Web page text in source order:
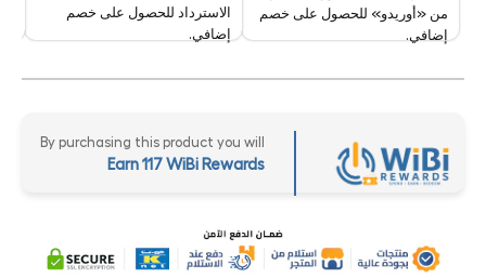
من «أوريدو» للحصول على خصم
إضافي.
الاسترداد للحصول على خصم
إضافي.
By purchasing this product you will
Earn 117 WiBi Rewards